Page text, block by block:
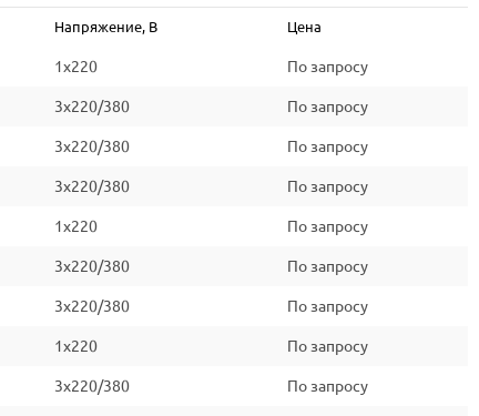
Напряжение, В Цена
1x220 По запросу
3x220/380 По запросу
3x220/380 По запросу
3x220/380 По запросу
1x220 По запросу
3x220/380 По запросу
3x220/380 По запросу
1x220 По запросу
3x220/380 По запросу